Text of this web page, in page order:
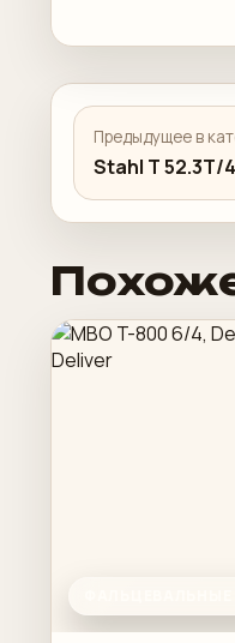
Предыдущее в
Stahl T 52.3T/